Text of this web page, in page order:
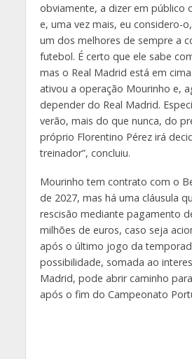
obviamente, a dizer em público
e, uma vez mais, eu considero-
um dos melhores de sempre a
futebol. É certo que ele sabe
mas o Real Madrid está em
ativou a operação Mourinho e,
depender do Real Madrid.
verão, mais do que nunca, do
próprio Florentino Pérez irá
treinador”, concluiu.
Mourinho tem contrato com o
de 2027, mas há uma cláusula
rescisão mediante pagamento
milhões de euros, caso seja
após o último jogo da
possibilidade, somada ao
Madrid, pode abrir caminho
após o fim do Campeonato